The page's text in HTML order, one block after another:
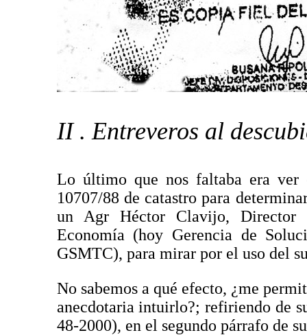
II . Entreveros al
Lo último que nos faltaba era ver
10707/88 de catastro para
un Agr Héctor Clavijo, Director
Economía (hoy Gerencia de
GSMTC), para mirar por el uso del
No sabemos a qué efecto, ¿me
anecdotaria intuirlo?; refiriendo de
48-2000), en el segundo párrafo de